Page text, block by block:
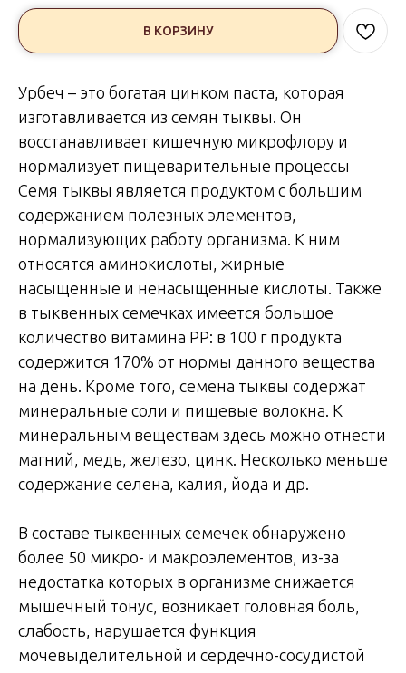
В КОРЗИНУ
Урбеч – это богатая цинком паста, которая
изготавливается из семян тыквы. Он
восстанавливает кишечную микрофлору и
нормализует пищеварительные процессы
Семя тыквы является продуктом с большим
содержанием полезных элементов,
нормализующих работу организма. К ним
относятся аминокислоты, жирные
насыщенные и ненасыщенные кислоты. Также
в тыквенных семечках имеется большое
количество витамина РР: в 100 г продукта
содержится 170% от нормы данного вещества
на день. Кроме того, семена тыквы содержат
минеральные соли и пищевые волокна. К
минеральным веществам здесь можно отнести
магний, медь, железо, цинк. Несколько меньше
содержание селена, калия, йода и др.
В составе тыквенных семечек обнаружено
более 50 микро- и макроэлементов, из-за
недостатка которых в организме снижается
мышечный тонус, возникает головная боль,
слабость, нарушается функция
мочевыделительной и сердечно-сосудистой